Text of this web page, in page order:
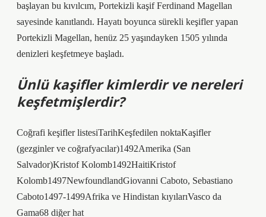
başlayan bu kıvılcım, Portekizli kaşif Ferdinand Magellan
sayesinde kanıtlandı. Hayatı boyunca sürekli keşifler yapan
Portekizli Magellan, henüz 25 yaşındayken 1505 yılında
denizleri keşfetmeye başladı.
Ünlü kaşifler kimlerdir ve nereleri
keşfetmişlerdir?
Coğrafi keşifler listesiTarihKeşfedilen noktaKaşifler
(gezginler ve coğrafyacılar)1492Amerika (San
Salvador)Kristof Kolomb1492HaitiKristof
Kolomb1497NewfoundlandGiovanni Caboto, Sebastiano
Caboto1497-1499Afrika ve Hindistan kıyılarıVasco da
Gama68 diğer hat